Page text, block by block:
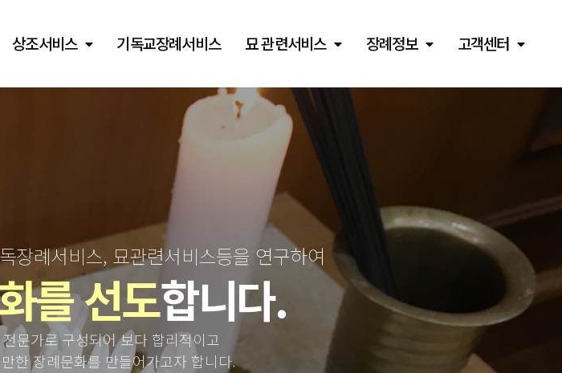
상조서비스 기독교장례서비스 묘 관련서비스 장례정보 고객센터
장례서비스, 묘관련서비스등을 연구하여
를 선도합니다.
문가로 구성되어 보다 합리적이고
한 장례문화를 만들어가고자 합니다.